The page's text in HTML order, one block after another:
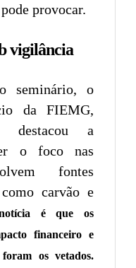
provocar.
vigilância
seminário, o
da FIEMG,
destacou a
o foco nas
fontes
carvão e
é que os
financeiro e
os vetados.